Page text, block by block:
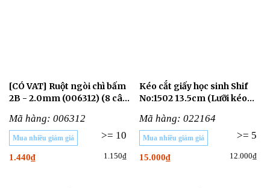
[CÓ VAT] Ruột ngòi chì bấm
2B - 2.0mm (006312) (8 cây/
Mã hàng: 006312
Mua nhiều giảm giá >= 10
1.440₫ 1.150₫
Kéo cắt giấy học sinh Shif
No:1502 13.5cm (Lưỡi kéo
Mã hàng: 022164
>= 5
Mua nhiều giảm giá
15.000₫ 12.000₫